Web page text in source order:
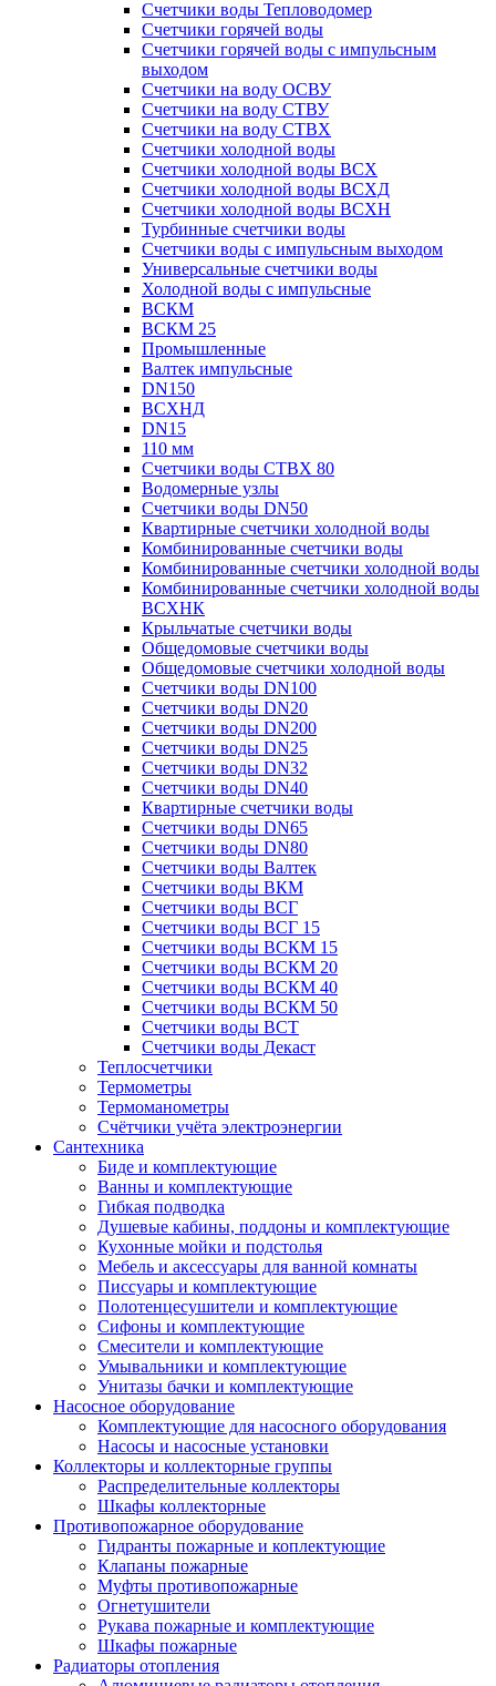
Счетчики воды Тепловодомер
Счетчики горячей воды
Счетчики горячей воды с импульсным
выходом
Счетчики на воду ОСВУ
Счетчики на воду СТВУ
Счетчики на воду СТВХ
Счетчики холодной воды
Счетчики холодной воды ВСХ
Счетчики холодной воды ВСХД
Счетчики холодной воды ВСХН
Турбинные счетчики воды
Счетчики воды с импульсным выходом
Универсальные счетчики воды
Холодной воды с импульсные
ВСКМ
ВСКМ 25
Промышленные
Валтек импульсные
DN150
ВСХНД
DN15
110 мм
Счетчики воды СТВХ 80
Водомерные узлы
Счетчики воды DN50
Квартирные счетчики холодной воды
Комбинированные счетчики воды
Комбинированные счетчики холодной воды
Комбинированные счетчики холодной воды
ВСХНК
Крыльчатые счетчики воды
Общедомовые счетчики воды
Общедомовые счетчики холодной воды
Счетчики воды DN100
Счетчики воды DN20
Счетчики воды DN200
Счетчики воды DN25
Счетчики воды DN32
Счетчики воды DN40
Квартирные счетчики воды
Счетчики воды DN65
Счетчики воды DN80
Счетчики воды Валтек
Счетчики воды ВКМ
Счетчики воды ВСГ
Счетчики воды ВСГ 15
Счетчики воды ВСКМ 15
Счетчики воды ВСКМ 20
Счетчики воды ВСКМ 40
Счетчики воды ВСКМ 50
Счетчики воды ВСТ
Счетчики воды Декаст
Теплосчетчики
Термометры
Термоманометры
Счётчики учёта электроэнергии
Сантехника
Биде и комплектующие
Ванны и комплектующие
Гибкая подводка
Душевые кабины, поддоны и комплектующие
Кухонные мойки и подстолья
Мебель и аксессуары для ванной комнаты
Писсуары и комплектующие
Полотенцесушители и комплектующие
Сифоны и комплектующие
Смесители и комплектующие
Умывальники и комплектующие
Унитазы бачки и комплектующие
Насосное оборудование
Комплектующие для насосного оборудования
Насосы и насосные установки
Коллекторы и коллекторные группы
Распределительные коллекторы
Шкафы коллекторные
Противопожарное оборудование
Гидранты пожарные и коплектующие
Клапаны пожарные
Муфты противопожарные
Огнетушители
Рукава пожарные и комплектующие
Шкафы пожарные
Радиаторы отопления